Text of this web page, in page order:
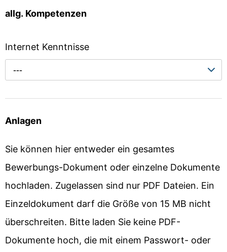
allg. Kompetenzen
Internet Kenntnisse
---
Anlagen
Sie können hier entweder ein gesamtes
Bewerbungs-Dokument oder einzelne Dokumente
hochladen. Zugelassen sind nur PDF Dateien. Ein
Einzeldokument darf die Größe von 15 MB nicht
überschreiten. Bitte laden Sie keine PDF-
Dokumente hoch, die mit einem Passwort- oder